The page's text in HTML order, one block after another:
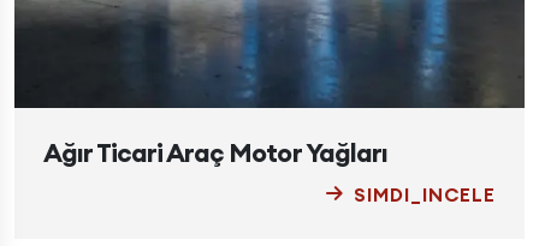
Ağır Ticari Araç Motor Yağları
SIMDI_INCELE